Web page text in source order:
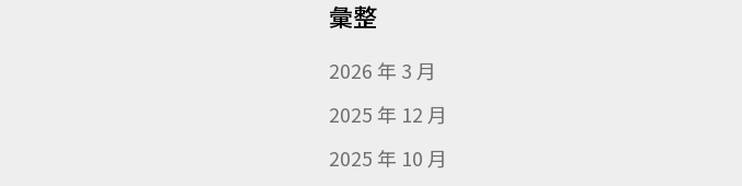
彙整
2026 年 3 月
2025 年 12 月
2025 年 10 月